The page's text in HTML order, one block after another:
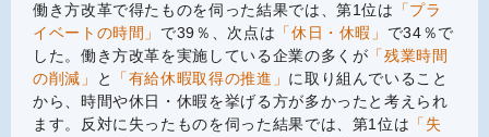
働き方改革で得たものを伺った結果では、第1位は
「プラ
イベートの時間」 で39％、次点は 「休日・休暇」 で34％で
した。働き方改革を実施している企業の多くが 「残業時間
の削減」
と 「有給休暇取得の推進」 に取り組んでいること
から、時間や休日・休暇を挙げる方が多かったと考えられ
ます。反対に失ったものを伺った結果では、第1位は 「失